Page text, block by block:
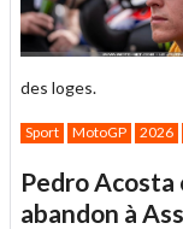
des loges.
Sport MotoGP 2026
Pedro Acosta
abandon à